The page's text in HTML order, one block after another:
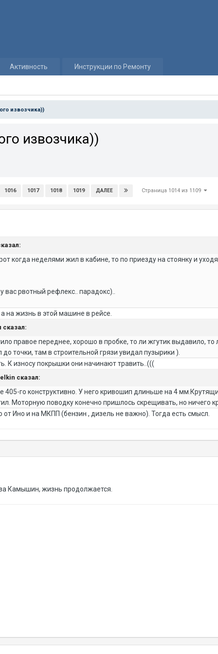
Активность Инструкции по Ремонту
извозчика))
извозчика))
1016 1017 1018 1019 ДАЛЕЕ Страница 1014 из 1109
когда неделями жил в кабине, то по приезду на стоянку и
вас рвотный рефлекс.. парадокс)..
на жизнь в этой машине в рейсе.
сказал:
правое переднее, хорошо в пробке, то ли жгутик выдавило,
точки, там в строительной грязи увидал пузырики ).
К износу покрышки они начинают травить..(((
сказал:
405-го конструктивно. У него кривошип длиньше на 4
Моторную поводку конечно пришлось скрещивать, но ничего
от Ино и на МКПП (бензин , дизель не важно). Тогда есть смысл.
Камышин, жизнь продолжается.